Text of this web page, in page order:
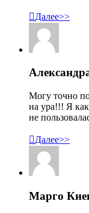
Далее>>
Могу точно
на ура!!! Я
не
Далее>>
Марго